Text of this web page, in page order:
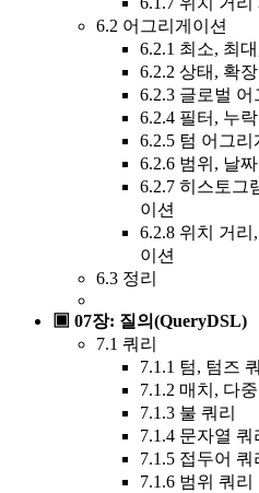
6.2 어그리게이션
6.2.1 최소, 최
6.2.2 상태, 확
6.2.3 글로벌 어
6.2.4 필터, 누
6.2.5 텀 어그리
6.2.6 범위, 날
6.2.7 히스토그
이션
6.2.8 위치 거
이션
6.3 정리
▣ 07장: 질의(QueryDSL)
7.1 쿼리
7.1.1 텀, 텀즈
7.1.2 매치, 다
7.1.3 불 쿼리
7.1.4 문자열 쿼
7.1.5 접두어 쿼
7.1.6 범위 쿼리